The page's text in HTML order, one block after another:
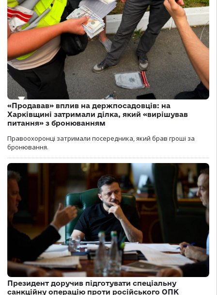
«Продавав» вплив на держпосадовців: на
Харківщині затримали ділка, який «вирішував
питання» з бронюванням
Правоохоронці затримали посередника, який брав гроші за
бронювання.
Президент доручив підготувати спеціальну
санкційну операцію проти російського ОПК